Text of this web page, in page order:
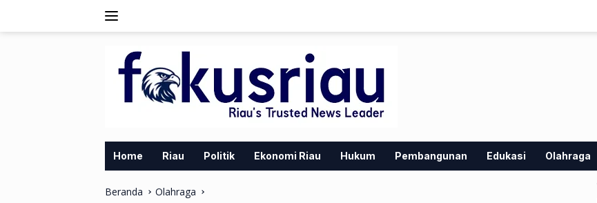
Home Riau Politik Ekonomi Riau Hukum Pembangunan Edukasi Olahraga
Beranda Olahraga